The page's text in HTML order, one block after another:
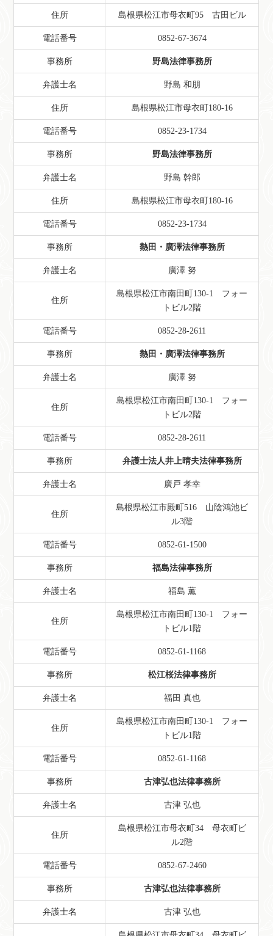
住所 島根県松江市母衣町95 古田ビル
電話番号 0852-67-3674
事務所 野島法律事務所
弁護士名 野島 和朋
住所 島根県松江市母衣町180-16
電話番号 0852-23-1734
事務所 野島法律事務所
弁護士名 野島 幹郎
住所 島根県松江市母衣町180-16
電話番号 0852-23-1734
事務所 熱田・廣澤法律事務所
弁護士名 廣澤 努
住所
島根県松江市南田町130-1 フォー
トビル2階
電話番号 0852-28-2611
事務所 熱田・廣澤法律事務所
弁護士名 廣澤 努
住所
島根県松江市南田町130-1 フォー
トビル2階
電話番号 0852-28-2611
事務所 弁護士法人井上晴夫法律事務所
弁護士名 廣戸 孝幸
住所
島根県松江市殿町516 山陰鴻池ビ
ル3階
電話番号 0852-61-1500
事務所 福島法律事務所
弁護士名 福島 薫
住所
島根県松江市南田町130-1 フォー
トビル1階
電話番号 0852-61-1168
事務所 松江桜法律事務所
弁護士名 福田 真也
住所
島根県松江市南田町130-1 フォー
トビル1階
電話番号 0852-61-1168
事務所 古津弘也法律事務所
弁護士名 古津 弘也
住所
島根県松江市母衣町34 母衣町ビ
ル2階
電話番号 0852-67-2460
事務所 古津弘也法律事務所
弁護士名 古津 弘也